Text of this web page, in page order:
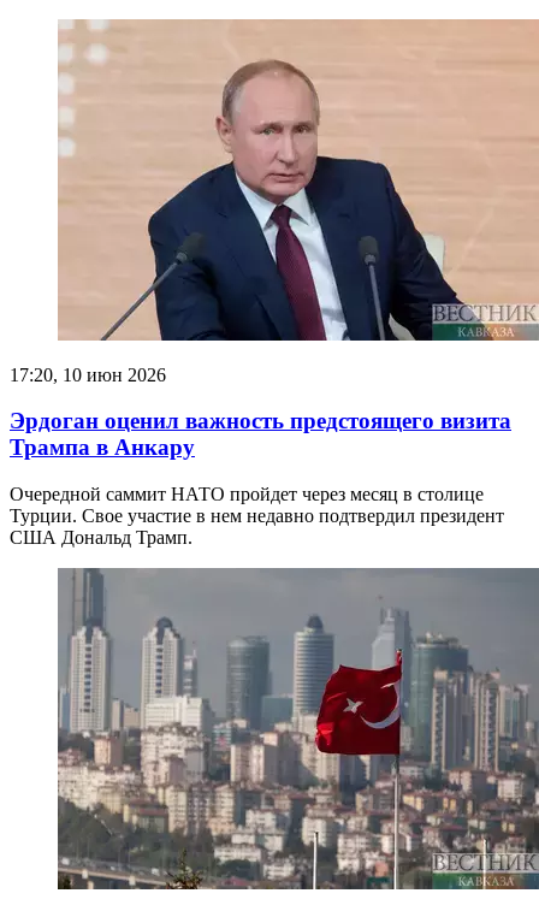
17:20, 10 июн 2026
Эрдоган оценил важность предстоящего визита
Трампа в Анкару
Очередной саммит НАТО пройдет через месяц в столице
Турции. Свое участие в нем недавно подтвердил президент
США Дональд Трамп.